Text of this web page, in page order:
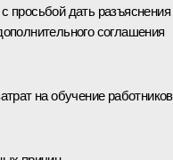
просьбой дать разъяснения
соглашения
на обучение работников